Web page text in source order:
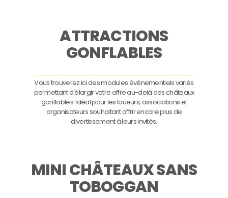
ATTRACTIONS
GONFLABLES
Vous trouverez ici des modules événementiels variés
permettant d’élargir votre offre au-delà des châteaux
gonflables. Idéal pour les loueurs, associations et
organisateurs souhaitant offrir encore plus de
divertissement à leurs invités.
MINI CHÂTEAUX SANS
TOBOGGAN